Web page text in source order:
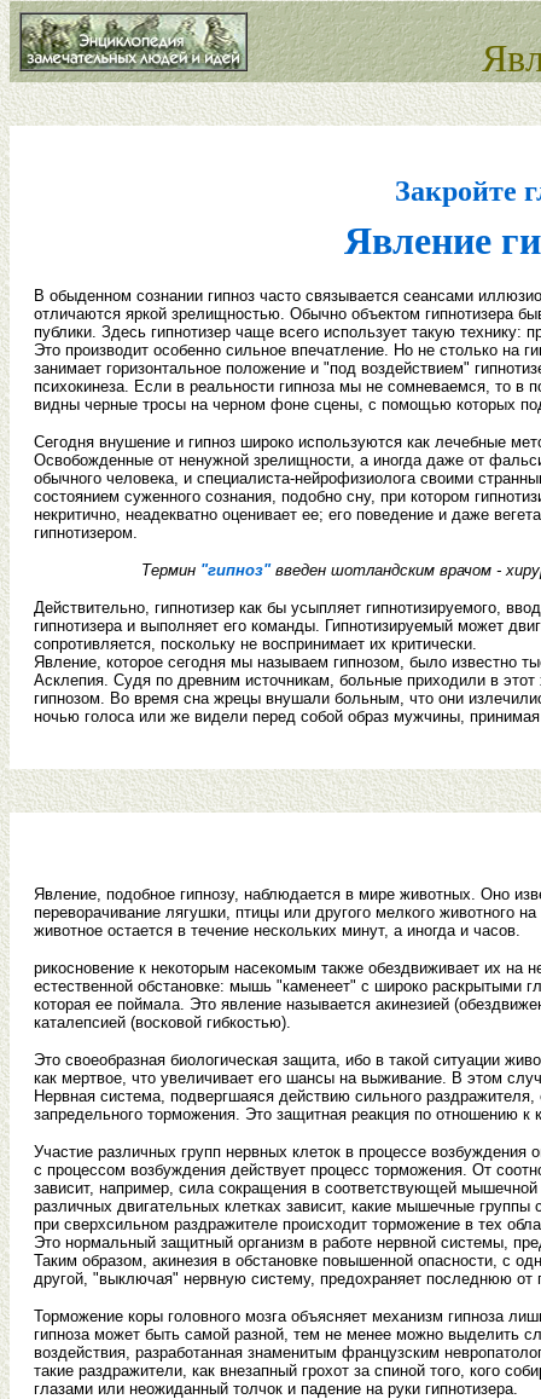
Закройте
Явление
В обыденном сознании гипноз часто связывается сеансами
отличаются яркой зрелищностью. Обычно объектом гипнотизера
публики. Здесь гипнотизер чаще всего использует такую технику:
Это производит особенно сильное впечатление. Но не столько на
занимает горизонтальное положение и "под воздействием"
психокинеза. Если в реальности гипноза мы не сомневаемся, то
видны черные тросы на черном фоне сцены, с помощью которых
Сегодня внушение и гипноз широко используются как лечебные
Освобожденные от ненужной зрелищности, а иногда даже от
обычного человека, и специалиста-нейрофизиолога своими
состоянием суженного сознания, подобно сну, при котором
некритично, неадекватно оценивает ее; его поведение и даже
гипнотизером.
Термин "гипноз"введен шотландским врачом -
Действительно, гипнотизер как бы усыпляет гипнотизируемого,
гипнотизера и выполняет его команды. Гипнотизируемый может
сопротивляется, поскольку не воспринимает их критически.
Явление, которое сегодня мы называем гипнозом, было известно
Асклепия. Судя по древним источникам, больные приходили в
гипнозом. Во время сна жрецы внушали больным, что они
ночью голоса или же видели перед собой образ мужчины, принимая
Явление, подобное гипнозу, наблюдается в мире животных. Оно
переворачивание лягушки, птицы или другого мелкого животного
животное остается в течение нескольких минут, а иногда и часов.
рикосновение к некоторым насекомым также обездвиживает их на
естественной обстановке: мышь "каменеет" с широко раскрытыми
которая ее поймала. Это явление называется акинезией
каталепсией (восковой гибкостью).
Это своеобразная биологическая защита, ибо в такой ситуации
как мертвое, что увеличивает его шансы на выживание. В этом
Нервная система, подвергшаяся действию сильного
запредельного торможения. Это защитная реакция по отношению
Участие различных групп нервных клеток в процессе
с процессом возбуждения действует процесс торможения. От
зависит, например, сила сокращения в соответствующей
различных двигательных клетках зависит, какие мышечные
при сверхсильном раздражителе происходит торможение в тех
Это нормальный защитный организм в работе нервной системы,
Таким образом, акинезия в обстановке повышенной опасности, с
другой, "выключая" нервную систему, предохраняет последнюю от
Торможение коры головного мозга объясняет механизм гипноза
гипноза может быть самой разной, тем не менее можно выделить
воздействия, разработанная знаменитым французским
такие раздражители, как внезапный грохот за спиной того, кого
глазами или неожиданный толчок и падение на руки гипнотизера.